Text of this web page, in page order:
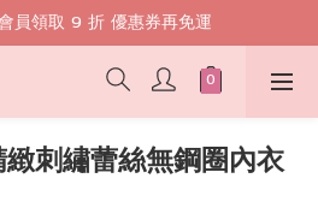
員領取 9 折 優惠券再免運
員領取 9 折 優惠券再免運
好友，現領 $100 購物金！
員領取 9 折 優惠券再免運
緻刺繡蕾絲無鋼圈內衣